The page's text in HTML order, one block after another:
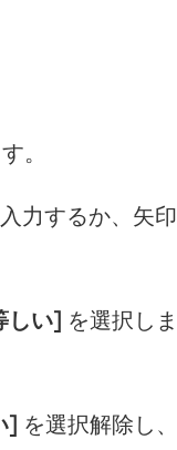
。
力するか、矢印
しい] を選択しま
] を選択解除し、